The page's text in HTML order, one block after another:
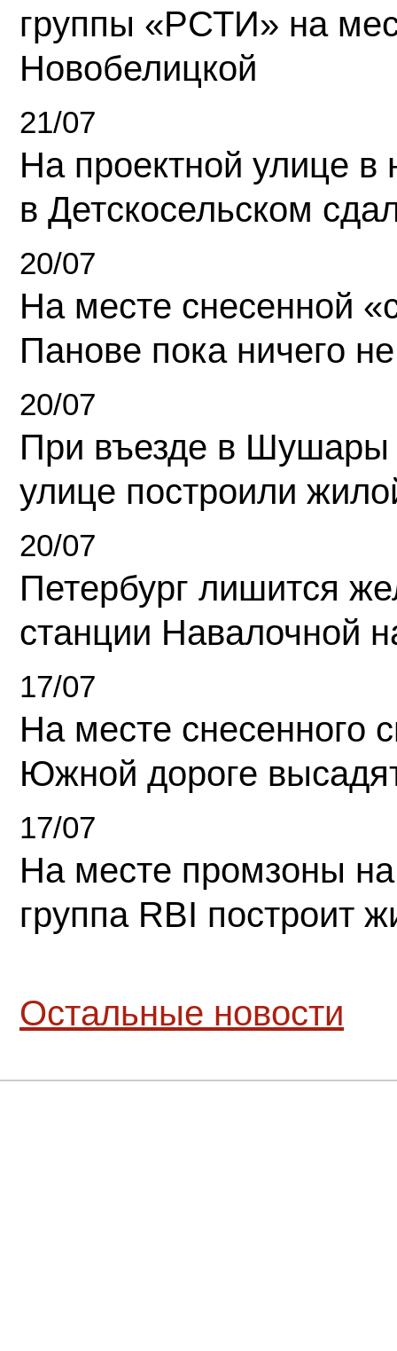
группы «РСТИ» на
Новобелицкой
21/07
На проектной улице
в Детскосельском
20/07
На месте снесенной
Панове пока ничего
20/07
При въезде в Шушары
улице построили
20/07
Петербург лишится
станции Навалочной
17/07
На месте снесенного
Южной дороге
17/07
На месте промзоны
группа RBI построит
Остальные новости